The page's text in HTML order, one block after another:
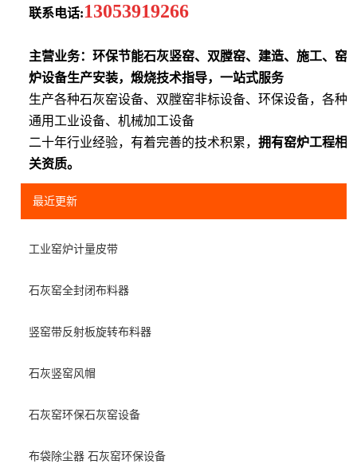
联系电话:13053919266
主营业务：环保节能石灰竖窑、双膛窑、建造、施工、窑
炉设备生产安装，煅烧技术指导，一站式服务
生产各种石灰窑设备、双膛窑非标设备、环保设备，各种
通用工业设备、机械加工设备
二十年行业经验，有着完善的技术积累，拥有窑炉工程相
关资质。
最近更新
工业窑炉计量皮带
石灰窑全封闭布料器
竖窑带反射板旋转布料器
石灰竖窑风帽
石灰窑环保石灰窑设备
布袋除尘器 石灰窑环保设备